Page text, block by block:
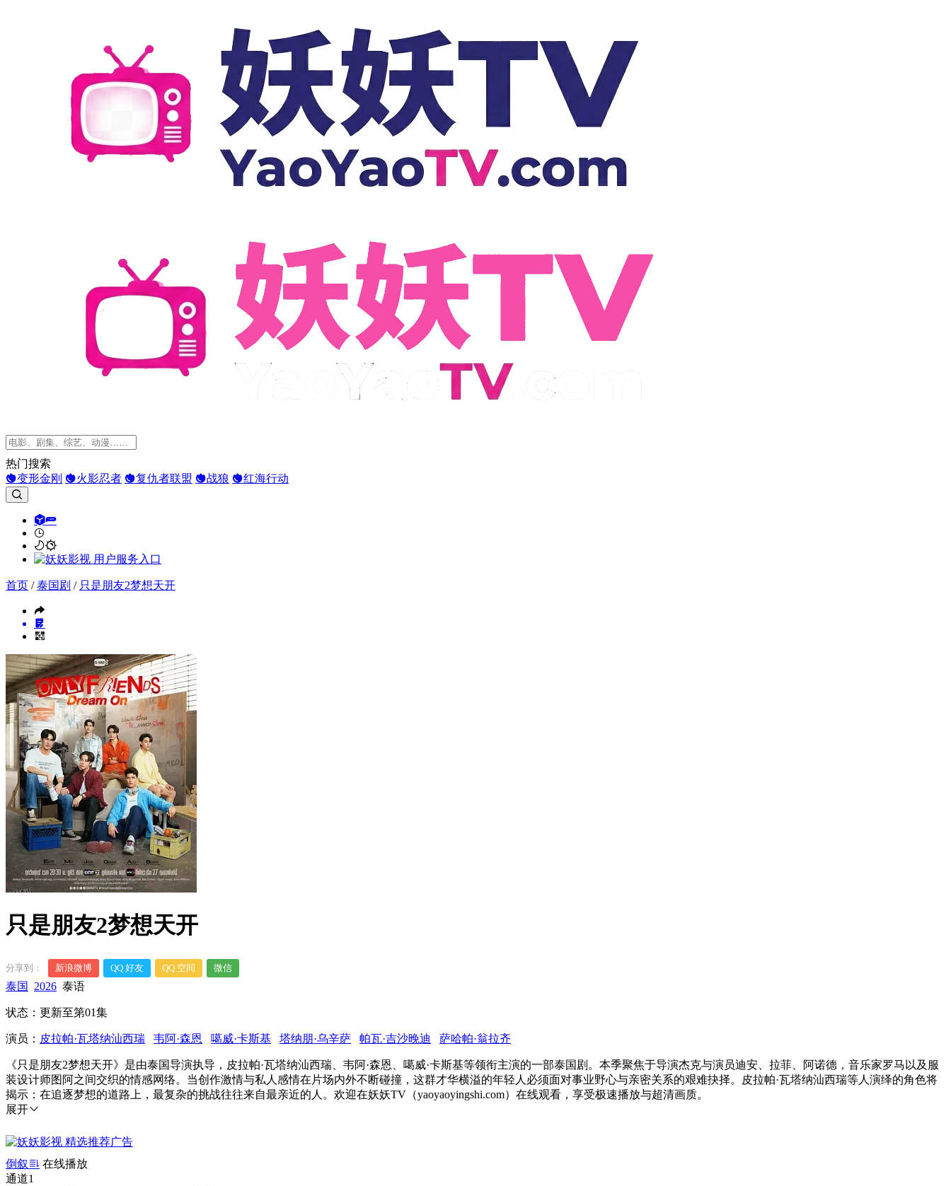
热门搜索
变形金刚
火影忍者 复仇者联盟 战狼 红海行动
首页 /泰国剧 / 只是朋友2梦想天开
只是朋友2梦想天开
分享到： 新浪微博 QQ 好友 QQ 空间 微信
泰国 2026 泰语
状态：更新至第01集
演员： 皮拉帕·瓦塔纳汕西瑞 韦阿·森恩 噶威·卡斯基 塔纳朋·乌辛萨 帕瓦·吉沙晚迪 萨哈帕·翁拉齐
《只是朋友2梦想天开》是由泰国导演执导，皮拉帕·瓦塔纳汕西瑞、韦阿·森恩、噶威·卡斯基等领衔主演的一部泰国剧。本季聚焦于导演杰克与演员迪安、拉菲、阿诺德，音乐家罗马以及服
装设计师图阿之间交织的情感网络。当创作激情与私人感情在片场内外不断碰撞，这群才华横溢的年轻人必须面对事业野心与亲密关系的艰难抉择。皮拉帕·瓦塔纳汕西瑞等人演绎的角色将
揭示：在追逐梦想的道路上，最复杂的挑战往往来自最亲近的人。欢迎在妖妖TV（yaoyaoyingshi.com）在线观看，享受极速播放与超清画质。
展开
倒叙
在线播放
通道1